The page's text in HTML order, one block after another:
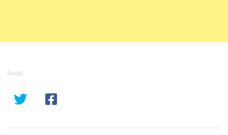
SHARE